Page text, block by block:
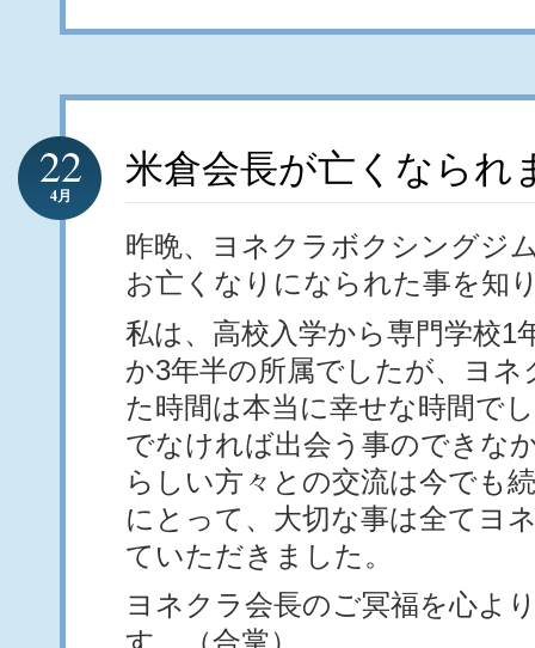
米倉会長が亡くなられ
22
4月
昨晩、ヨネクラボクシングジ
お亡くなりになられた事を知
私は、高校入学から専門学校1
か3年半の所属でしたが、ヨ
た時間は本当に幸せな時間で
でなければ出会う事のできな
らしい方々との交流は今でも
にとって、大切な事は全てヨ
ていただきました。
ヨネクラ会長のご冥福を心よ
す。（合掌）